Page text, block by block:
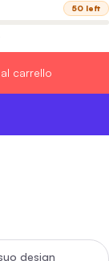
50 left
carrello
design